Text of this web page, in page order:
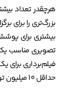
هرچقدر تعداد
بزرگ‌تری را برای
بیشتری برای
حداقل ۱۰ میلیون تومان هزینه خواهد داشت.